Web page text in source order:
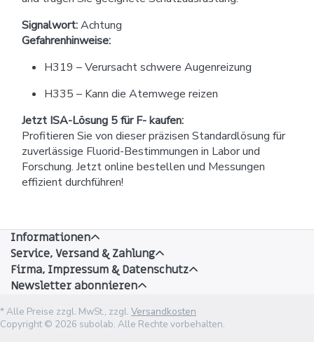
Signalwort:Achtung
Gefahrenhinweise:
H319 – Verursacht schwere Augenreizung
H335 – Kann die Atemwege reizen
Jetzt ISA-Lösung 5 für F- kaufen:
Profitieren Sie von dieser präzisen Standardlösung für
zuverlässige Fluorid-Bestimmungen in Labor und
Forschung. Jetzt online bestellen und Messungen
effizient durchführen!
Informationen
Service, Versand & Zahlung
Firma, Impressum & Datenschutz
Newsletter abonnieren
* Alle Preise zzgl. MwSt., zzgl. Versandkosten
Copyright © 2026 subolab. Alle Rechte vorbehalten.